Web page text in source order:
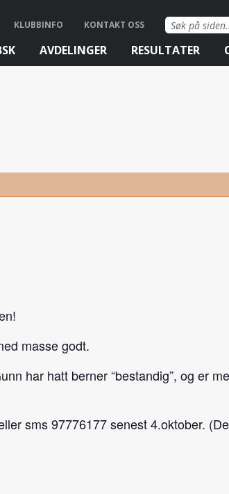
Søk
etter:
KLUBBINFO KONTAKT OSS
AVDELINGER RESULTATER
masse godt.
har hatt berner “bestandig”, og er
sms 97776177 senest 4.oktober.